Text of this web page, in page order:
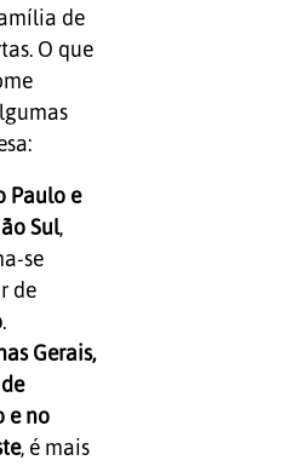
de
O que
Paulo e
Sul,
se
de
.
Gerais,
e no
, é mais